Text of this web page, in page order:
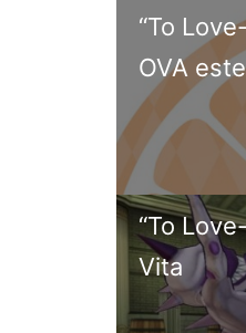
“To
OVA
“To
Vita